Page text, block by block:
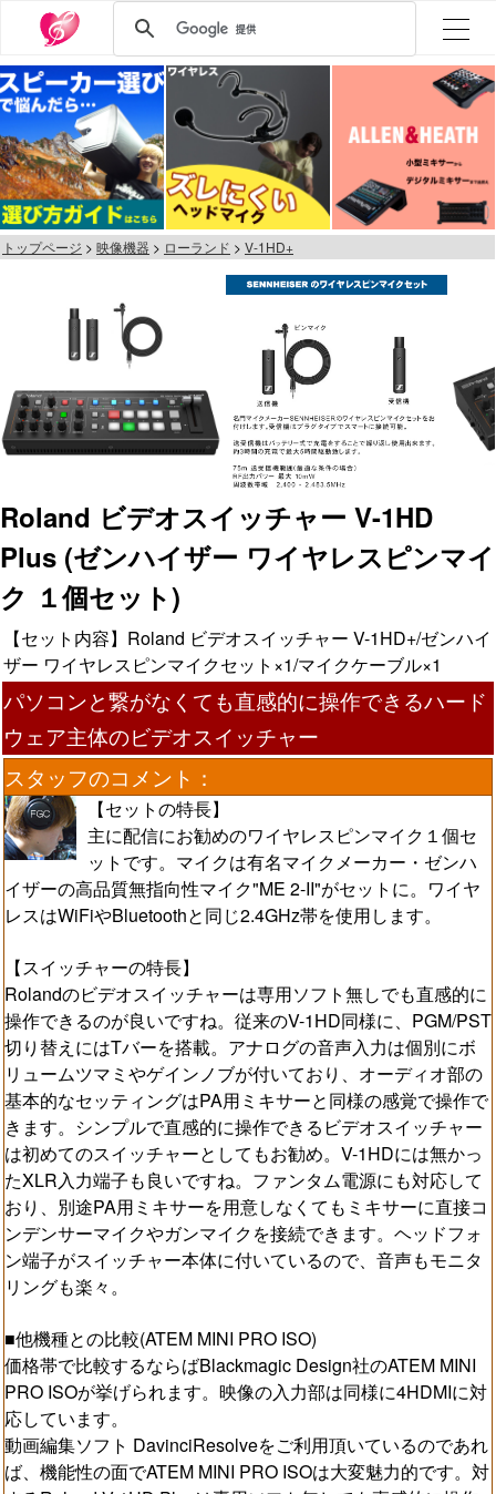
トップページ 映像機器 ローランド V-1HD+
Roland ビデオスイッチャー V-1HD
Plus (ゼンハイザー ワイヤレスピンマイ
ク １個セット)
【セット内容】Roland ビデオスイッチャー V-1HD+/ゼンハイ
ザー ワイヤレスピンマイクセット×1/マイクケーブル×1
パソコンと繋がなくても直感的に操作できるハード
ウェア主体のビデオスイッチャー
スタッフのコメント：
【セットの特長】
主に配信にお勧めのワイヤレスピンマイク１個セ
ットです。マイクは有名マイクメーカー・ゼンハ
イザーの高品質無指向性マイク"ME 2-II"がセットに。ワイヤ
レスはWiFiやBluetoothと同じ2.4GHz帯を使用します。
【スイッチャーの特長】
Rolandのビデオスイッチャーは専用ソフト無しでも直感的に
操作できるのが良いですね。従来のV-1HD同様に、PGM/PST
切り替えにはTバーを搭載。アナログの音声入力は個別にボ
リュームツマミやゲインノブが付いており、オーディオ部の
基本的なセッティングはPA用ミキサーと同様の感覚で操作で
きます。シンプルで直感的に操作できるビデオスイッチャー
は初めてのスイッチャーとしてもお勧め。V-1HDには無かっ
たXLR入力端子も良いですね。ファンタム電源にも対応して
おり、別途PA用ミキサーを用意しなくてもミキサーに直接コ
ンデンサーマイクやガンマイクを接続できます。ヘッドフォ
ン端子がスイッチャー本体に付いているので、音声もモニタ
リングも楽々。
■他機種との比較(ATEM MINI PRO ISO)
価格帯で比較するならばBlackmagic Design社のATEM MINI
PRO ISOが挙げられます。映像の入力部は同様に4HDMIに対
応しています。
動画編集ソフト DavinciResolveをご利用頂いているのであれ
ば、機能性の面でATEM MINI PRO ISOは大変魅力的です。対